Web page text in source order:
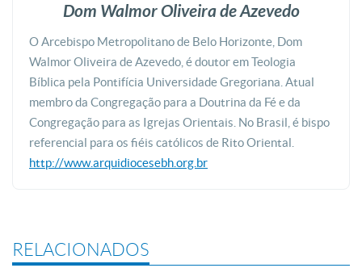
Dom Walmor Oliveira de Azevedo
O Arcebispo Metropolitano de Belo Horizonte, Dom
Walmor Oliveira de Azevedo, é doutor em Teologia
Bíblica pela Pontifícia Universidade Gregoriana. Atual
membro da Congregação para a Doutrina da Fé e da
Congregação para as Igrejas Orientais. No Brasil, é bispo
referencial para os fiéis católicos de Rito Oriental.
http://www.arquidiocesebh.org.br
RELACIONADOS